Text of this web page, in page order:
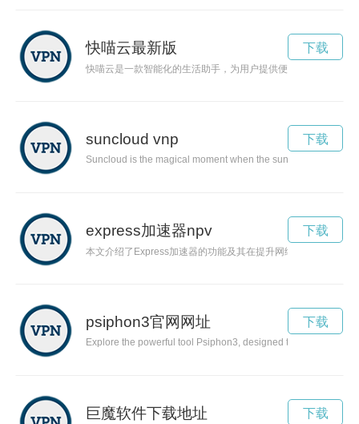
快喵云最新版
快喵云是一款智能化的生活助手，为用户提供便捷的生活服务
下载
suncloud vnp
Suncloud is the magical moment when the sun shines
下载
express加速器npv
本文介绍了Express加速器的功能及其在提升网络连接速度中的
下载
psiphon3官网网址
Explore the powerful tool Psiphon3, designed to combat
下载
巨魔软件下载地址 下载